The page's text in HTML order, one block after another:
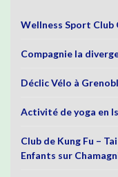
Wellness Sport Club
Compagnie la
Déclic Vélo à
Activité de yoga en
Club de Kung Fu –
Enfants sur